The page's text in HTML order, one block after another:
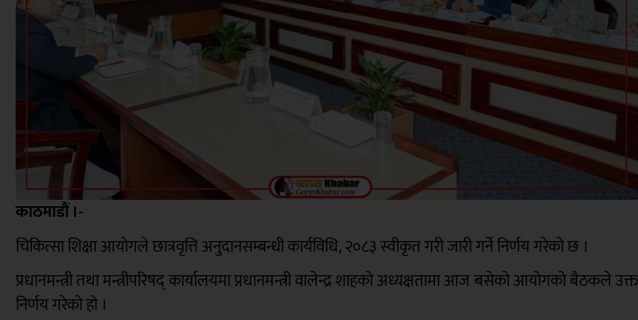
काठमाडौं ।-
चिकित्सा शिक्षा आयोगले छात्रवृत्ति अनुदानसम्बन्धी कार्यविधि, २०८३ स्वीकृत गरी जारी गर्ने निर्णय गरेको छ ।
प्रधानमन्त्री तथा मन्त्रीपरिषद् कार्यालयमा प्रधानमन्त्री वालेन्द्र शाहको अध्यक्षतामा आज बसेको आयोगको बैठकले उक्त
निर्णय गरेको हो ।